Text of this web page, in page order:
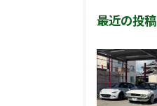
最近の投稿